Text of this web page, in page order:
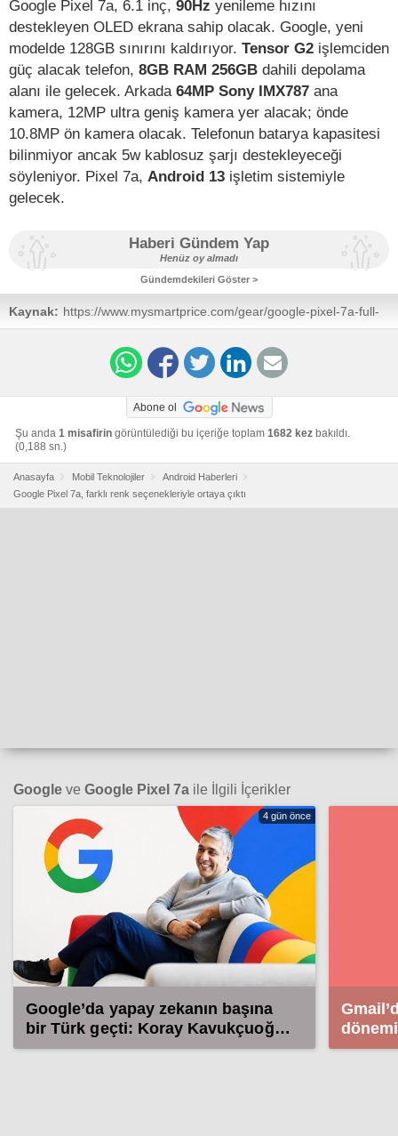
Google Pixel 7a, 6.1 inç, 90Hz yenileme hızını
destekleyen OLED ekrana sahip olacak. Google, yeni
modelde 128GB sınırını kaldırıyor. Tensor G2 işlemciden
güç alacak telefon, 8GB RAM 256GB dahili depolama
alanı ile gelecek. Arkada 64MP Sony IMX787 ana
kamera, 12MP ultra geniş kamera yer alacak; önde
10.8MP ön kamera olacak. Telefonun batarya kapasitesi
bilinmiyor ancak 5w kablosuz şarjı destekleyeceği
söyleniyor. Pixel 7a, Android 13 işletim sistemiyle
gelecek.
Haberi Gündem Yap
Henüz oy almadı
Gündemdekileri Göster >
Kaynak: https://www.mysmartprice.com/gear/google-pixel-7a-full-
images-colour-options-design-exclusive/
Abone ol
Şu anda 1 misafirin görüntülediği bu içeriğe toplam 1682 kez bakıldı.
(0,188 sn.)
Anasayfa Mobil Teknolojiler
Android Haberleri
Google Pixel 7a, farklı renk seçenekleriyle ortaya çıktı
Google ve Google Pixel 7a ile İlgili İçerikler
4 gün önce
Google’da yapay zekanın başına
bir Türk geçti: Koray Kavukçuoğlu
dönemi başladı